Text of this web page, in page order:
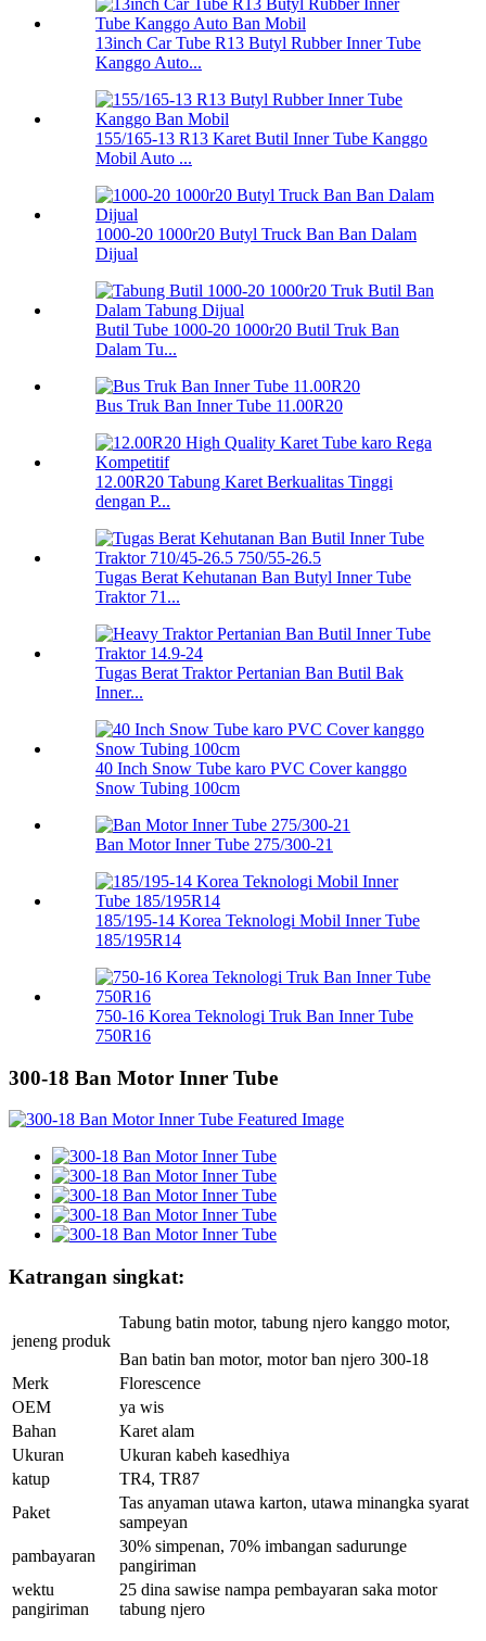
13inch Car Tube R13 Butyl Rubber Inner Tube
Kanggo Auto...
155/165-13 R13 Karet Butil Inner Tube Kanggo
Mobil Auto ...
1000-20 1000r20 Butyl Truck Ban Ban Dalam
Dijual
Butil Tube 1000-20 1000r20 Butil Truk Ban
Dalam Tu...
Bus Truk Ban Inner Tube 11.00R20
12.00R20 Tabung Karet Berkualitas Tinggi
dengan P...
Tugas Berat Kehutanan Ban Butyl Inner Tube
Traktor 71...
Tugas Berat Traktor Pertanian Ban Butil Bak
Inner...
40 Inch Snow Tube karo PVC Cover kanggo
Snow Tubing 100cm
Ban Motor Inner Tube 275/300-21
185/195-14 Korea Teknologi Mobil Inner Tube
185/195R14
750-16 Korea Teknologi Truk Ban Inner Tube
750R16
300-18 Ban Motor Inner Tube
Katrangan singkat:
jeneng produk
Tabung batin motor, tabung njero kanggo motor,
Ban batin ban motor, motor ban njero 300-18
Merk
Florescence
OEM
ya wis
Bahan
Karet alam
Ukuran
Ukuran kabeh kasedhiya
katup
TR4, TR87
Paket
Tas anyaman utawa karton, utawa minangka syarat
sampeyan
pambayaran
30% simpenan, 70% imbangan sadurunge
pangiriman
wektu
pangiriman
25 dina sawise nampa pembayaran saka motor
tabung njero